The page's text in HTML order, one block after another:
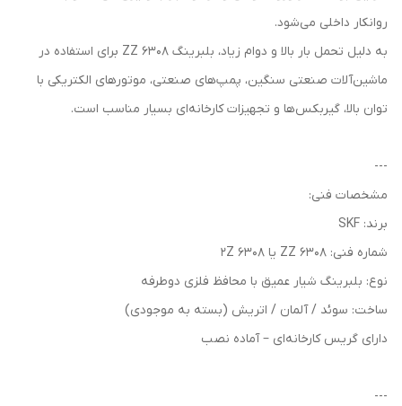
روانکار داخلی می‌شود.
به دلیل تحمل بار بالا و دوام زیاد، بلبرینگ 6308 ZZ برای استفاده در
ماشین‌آلات صنعتی سنگین، پمپ‌های صنعتی، موتورهای الکتریکی با
توان بالا، گیربکس‌ها و تجهیزات کارخانه‌ای بسیار مناسب است.
---
مشخصات فنی:
برند: SKF
شماره فنی: 6308 ZZ یا 6308 2Z
نوع: بلبرینگ شیار عمیق با محافظ فلزی دوطرفه
ساخت: سوئد / آلمان / اتریش (بسته به موجودی)
دارای گریس کارخانه‌ای – آماده نصب
---